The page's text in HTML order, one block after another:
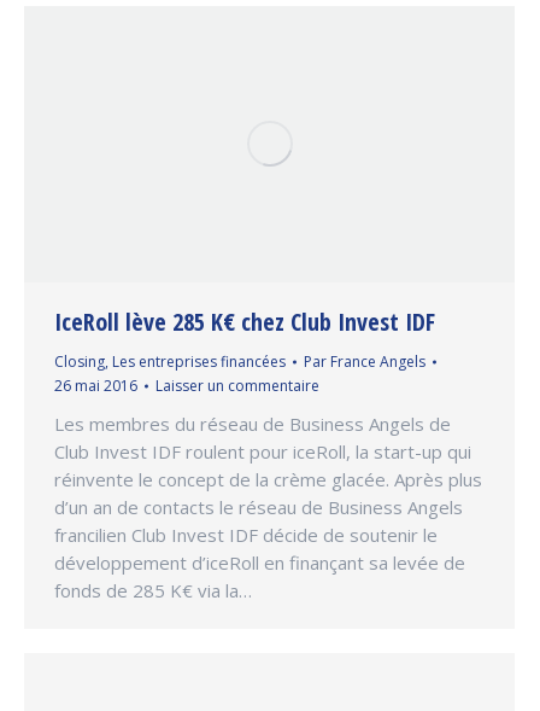
IceRoll lève 285 K€ chez Club Invest IDF
Closing, Les entreprises financées Par France Angels
26 mai 2016
Laisser un commentaire
Les membres du réseau de Business Angels de
Club Invest IDF roulent pour iceRoll, la start-up qui
réinvente le concept de la crème glacée. Après plus
d’un an de contacts le réseau de Business Angels
francilien Club Invest IDF décide de soutenir le
développement d’iceRoll en finançant sa levée de
fonds de 285 K€ via la…